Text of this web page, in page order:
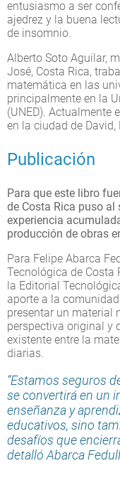
entusiasmo a ser
ajedrez y la buena
de insomnio.
Alberto Soto Aguilar,
José, Costa Rica,
matemática en las
principalmente en la
(UNED). Actualmente
en la ciudad de David,
Publicación
Para que este libro
de Costa Rica puso
experiencia
producción de obras
Para Felipe Abarca
Tecnológica de Costa
la Editorial
aporte a la
presentar un material
perspectiva original y
existente entre la
diarias.
“Estamos seguros
se convertirá en un
enseñanza y
educativos, sino
desafíos que
detalló Abarca